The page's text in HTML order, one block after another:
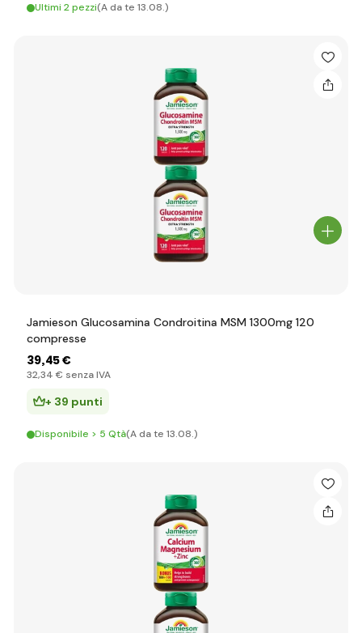
Ultimi 2 pezzi(A da te 13.08.)
Jamieson Glucosamina Condroitina MSM 1300mg 120
compresse
39,45 €
32,34 € senza IVA
+ 39 punti
Disponibile > 5 Qtà(A da te 13.08.)